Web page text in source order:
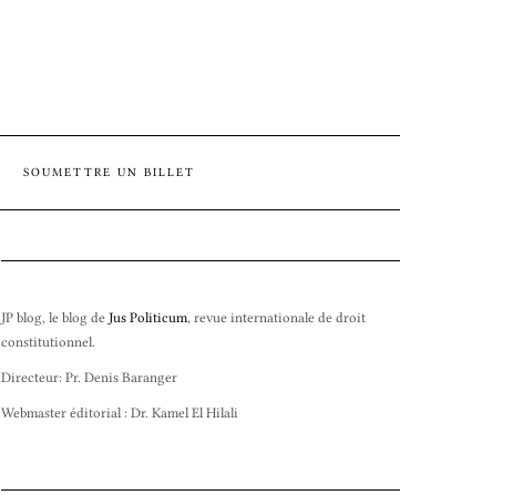
SOUMETTRE UN BILLET
JP blog, le blog de Jus Politicum, revue internationale de droit
constitutionnel.
Directeur: Pr. Denis Baranger
Webmaster éditorial : Dr. Kamel El Hilali